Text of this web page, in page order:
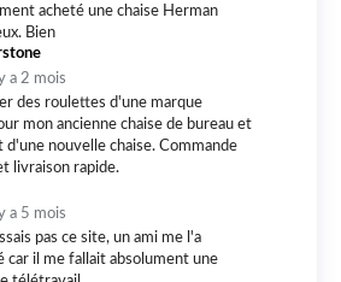
acheté une chaise Herman
Bien
a 2 mois
des roulettes d'une marque
mon ancienne chaise de bureau et
d'une nouvelle chaise. Commande
livraison rapide.
a 5 mois
pas ce site, un ami me l'a
car il me fallait absolument une